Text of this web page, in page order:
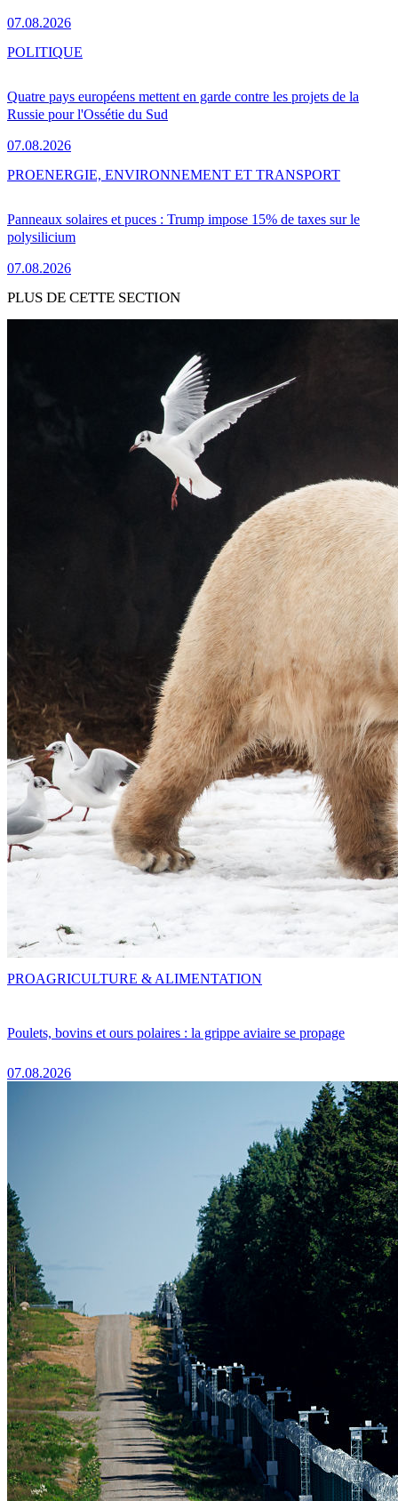
07.08.2026
Quatre pays européens mettent en garde contre les projets de la
Russie pour l'Ossétie du Sud
07.08.2026
POLITIQUE
Panneaux solaires et puces : Trump impose 15% de taxes sur le
polysilicium
07.08.2026
PROENERGIE, ENVIRONNEMENT ET TRANSPORT
PLUS DE CETTE SECTION
Poulets, bovins et ours polaires : la grippe aviaire se propage
07.08.2026
PROAGRICULTURE & ALIMENTATION